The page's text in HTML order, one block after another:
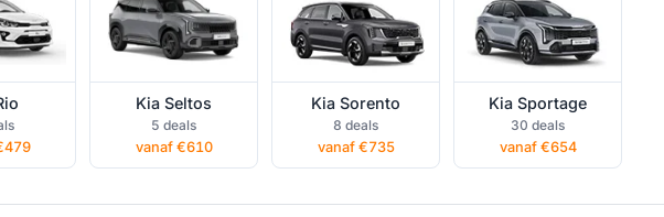
Kia Seltos
5 deals
vanaf €610
Kia Sorento
8 deals
vanaf €735
Kia Sportage
30 deals
vanaf €654